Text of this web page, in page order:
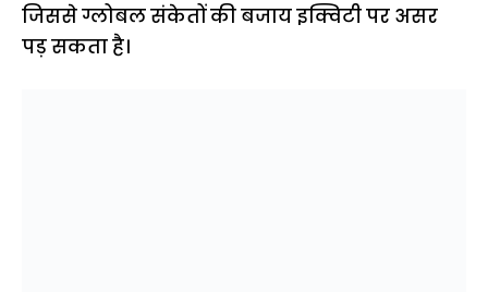
जिससे ग्लोबल संकेतों की बजाय इक्विटी पर असर
पड़ सकता है।